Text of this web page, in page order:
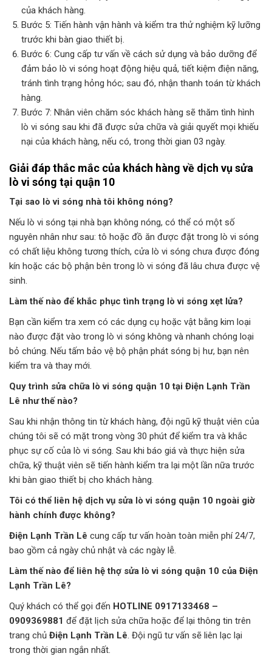
của khách hàng.
Bước 5: Tiến hành vận hành và kiểm tra thử nghiệm kỹ lưỡng
trước khi bàn giao thiết bị.
Bước 6: Cung cấp tư vấn về cách sử dụng và bảo dưỡng để
đảm bảo lò vi sóng hoạt động hiệu quả, tiết kiệm điện năng,
tránh tình trạng hỏng hóc; sau đó, nhận thanh toán từ khách
hàng.
Bước 7: Nhân viên chăm sóc khách hàng sẽ thăm tình hình
lò vi sóng sau khi đã được sửa chữa và giải quyết mọi khiếu
nại của khách hàng, nếu có, trong thời gian 03 ngày.
Giải đáp thắc mắc của khách hàng về dịch vụ sửa
lò vi sóng tại quận 10
Tại sao lò vi sóng nhà tôi không nóng?
Nếu lò vi sóng tại nhà bạn không nóng, có thể có một số
nguyên nhân như sau: tô hoặc đồ ăn được đặt trong lò vi sóng
có chất liệu không tương thích, cửa lò vi sóng chưa được đóng
kín hoặc các bộ phận bên trong lò vi sóng đã lâu chưa được vệ
sinh.
Làm thế nào để khắc phục tình trạng lò vi sóng xẹt lửa?
Bạn cần kiểm tra xem có các dụng cụ hoặc vật bằng kim loại
nào được đặt vào trong lò vi sóng không và nhanh chóng loại
bỏ chúng. Nếu tấm bảo vệ bộ phận phát sóng bị hư, bạn nên
kiểm tra và thay mới.
Quy trình sửa chữa lò vi sóng quận 10 tại Điện Lạnh Trần
Lê như thế nào?
Sau khi nhận thông tin từ khách hàng, đội ngũ kỹ thuật viên của
chúng tôi sẽ có mặt trong vòng 30 phút để kiểm tra và khắc
phục sự cố của lò vi sóng. Sau khi báo giá và thực hiện sửa
chữa, kỹ thuật viên sẽ tiến hành kiểm tra lại một lần nữa trước
khi bàn giao thiết bị cho khách hàng.
Tôi có thể liên hệ dịch vụ sửa lò vi sóng quận 10 ngoài giờ
hành chính được không?
Điện Lạnh Trần Lê cung cấp tư vấn hoàn toàn miễn phí 24/7,
bao gồm cả ngày chủ nhật và các ngày lễ.
Làm thế nào để liên hệ thợ sửa lò vi sóng quận 10 của Điện
Lạnh Trần Lê?
Quý khách có thể gọi đến HOTLINE 0917133468 –
0909369881 để đặt lịch sửa chữa hoặc để lại thông tin trên
trang chủ Điện Lạnh Trần Lê. Đội ngũ tư vấn sẽ liên lạc lại
trong thời gian ngắn nhất.